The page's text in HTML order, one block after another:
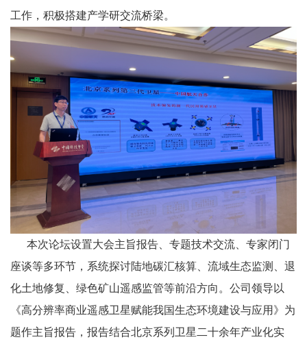
工作，积极搭建产学研交流桥梁。
本次论坛设置大会主旨报告、专题技术交流、专家闭门
座谈等多环节，系统探讨陆地碳汇核算、流域生态监测、退
化土地修复、绿色矿山遥感监管等前沿方向。公司领导以
《高分辨率商业遥感卫星赋能我国生态环境建设与应用》为
题作主旨报告，报告结合北京系列卫星二十余年产业化实